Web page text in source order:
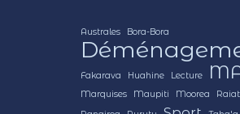
Australes Bora-Bora
Fakarava Huahine Lecture
Marquises Maupiti Moorea